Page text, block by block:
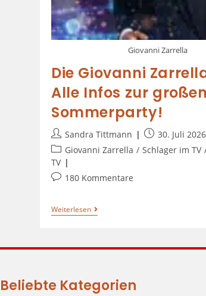
Giovanni Zarrella
Die Giovanni
Alle Infos zur großen
Sommerparty!
Sandra Tittmann
30. Juli 2026
Giovanni Zarrella / Schlager im TV
TV
180 Kommentare
Weiterlesen
Beliebte Kategorien